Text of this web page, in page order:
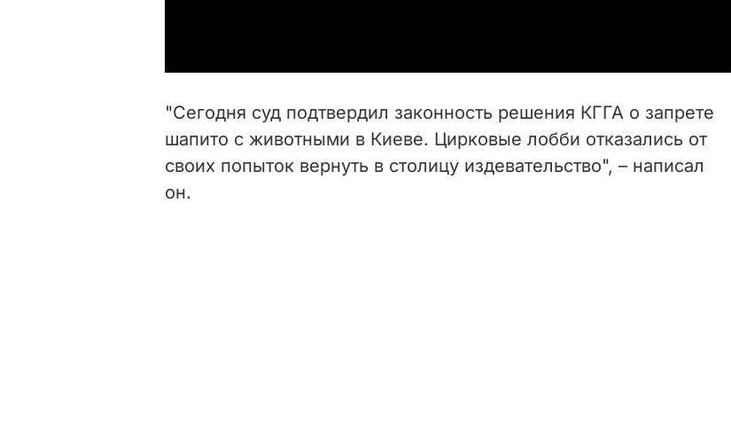
i
d
"Сегодня суд подтвердил законность решения КГГА о запрете
шапито с животными в Киеве. Цирковые лобби отказались от
своих попыток вернуть в столицу издевательство", – написал
он.